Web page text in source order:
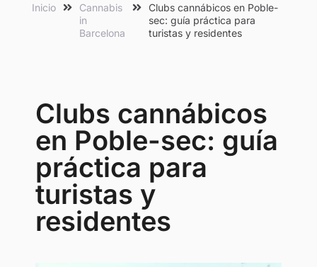
Inicio
Cannabis
in
Barcelona
Clubs cannábicos en Poble-
sec: guía práctica para
turistas y residentes
Clubs cannábicos
en Poble-sec: guía
práctica para
turistas y
residentes